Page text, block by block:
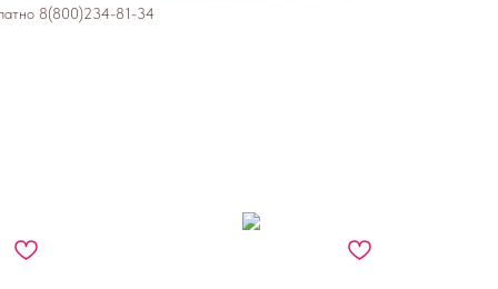
8(800)234-81-34